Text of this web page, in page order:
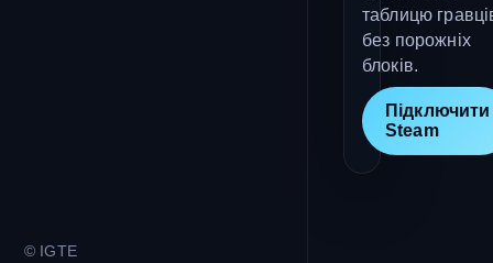
© IGTE
таблицю
без порожніх
блоків.
Підключити
Steam